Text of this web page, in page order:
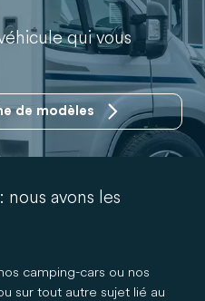
qui vous
de modèles
avons les
camping-cars ou nos
sur tout autre sujet lié au